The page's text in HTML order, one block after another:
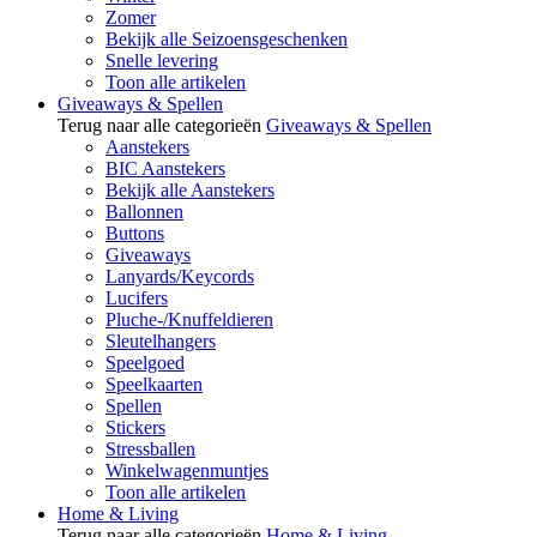
Zomer
Bekijk alle Seizoensgeschenken
Snelle levering
Toon alle artikelen
Giveaways & Spellen
Terug naar alle categorieën Giveaways & Spellen
Aanstekers
BIC Aanstekers
Bekijk alle Aanstekers
Ballonnen
Buttons
Giveaways
Lanyards/Keycords
Lucifers
Pluche-/Knuffeldieren
Sleutelhangers
Speelgoed
Speelkaarten
Spellen
Stickers
Stressballen
Winkelwagenmuntjes
Toon alle artikelen
Home & Living